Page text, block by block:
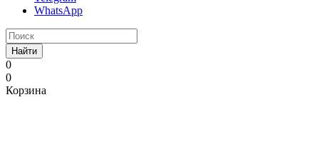
WhatsApp
Найти
0
0
Корзина